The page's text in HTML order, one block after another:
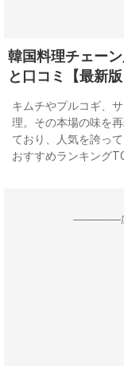
韓国料理チェー
と口コミ【最新版
キムチやプルコギ、
理。その本場の味を
ており、人気を誇っ
おすすめランキング